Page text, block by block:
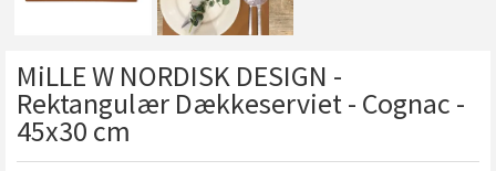
MiLLE W NORDISK DESIGN -
Rektangulær Dækkeserviet - Cognac -
45x30 cm